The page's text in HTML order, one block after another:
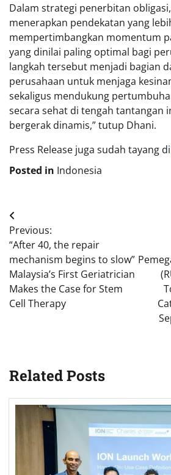
Dalam strategi penerbitan obligasi,
menerapkan pendekatan yang
mempertimbangkan momentum
yang dinilai paling optimal bagi
langkah tersebut menjadi bagian
perusahaan untuk menjaga
sekaligus mendukung
secara sehat di tengah tantangan
bergerak dinamis,” tutup Dhani.
Press Release juga sudah tayang di
Posted in Indonesia
Post
navigation
Previous:
“After 40, the repair
mechanism begins to slow”
Malaysia’s First Geriatrician
Makes the Case for Stem
Cell Therapy
Related Posts